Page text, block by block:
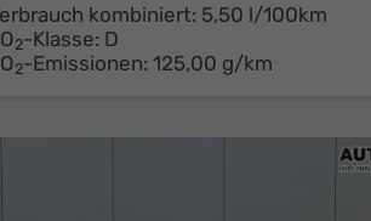
kombiniert: 5,50 l/100km
2-Klasse: D
2-Emissionen: 125,00 g/km